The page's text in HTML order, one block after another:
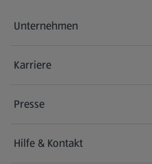
Unternehmen
Karriere
(öffnet in einem neuen Tab)
Presse
Hilfe & Kontakt
(öffnet in einem neuen Tab)